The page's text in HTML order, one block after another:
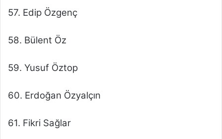
57. Edip Özgenç
58. Bülent Öz
59. Yusuf Öztop
60. Erdoğan Özyalçın
61. Fikri Sağlar